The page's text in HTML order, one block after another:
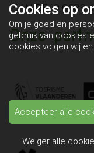
IBAN BE49 0689
Onze
Cookies op
Om je goed en
gebruik van cookies
cookies volgen wij
en dit maakt het
Bekijk
Accepteer alle
Weiger alle